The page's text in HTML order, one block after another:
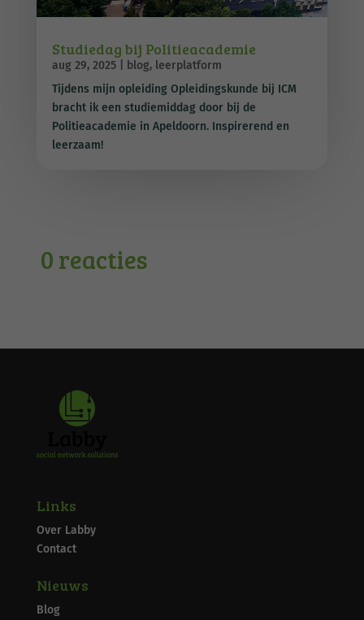
Studiedag bij Politieacademie
aug 29, 2025| blog, leerplatform
Tijdens mijn opleiding Opleidingskunde bij ICM
bracht ik een studiemiddag door bij de
Politieacademie in Apeldoorn. Inspirerend en
leerzaam!
0 reacties
Links
Over Labby
Contact
Nieuws
Blog